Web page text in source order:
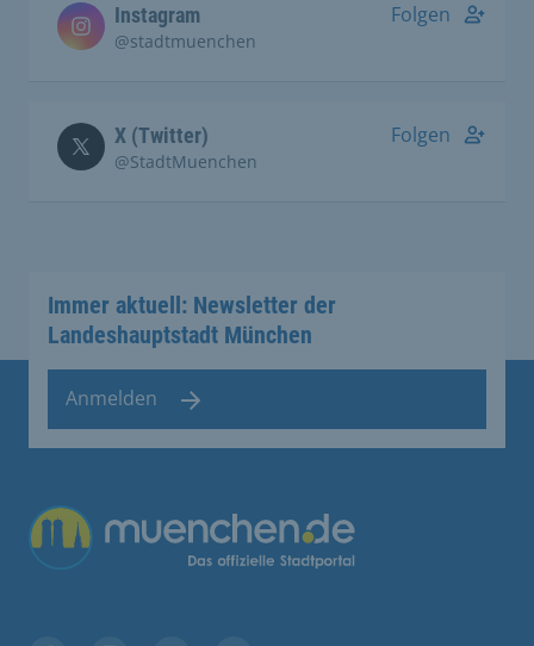
Instagram
@stadtmuenchen
Folgen
X (Twitter)
@StadtMuenchen
Folgen
Immer aktuell: Newsletter der
Landeshauptstadt München
Anmelden
Übergreifende Links